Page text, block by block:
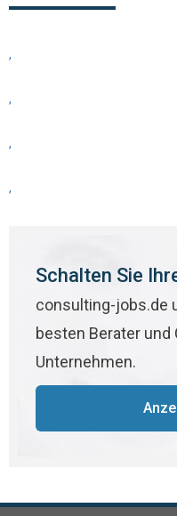
,
,
,
,
Schalten Sie
consulting-jobs.de
besten Berater
Unternehmen.